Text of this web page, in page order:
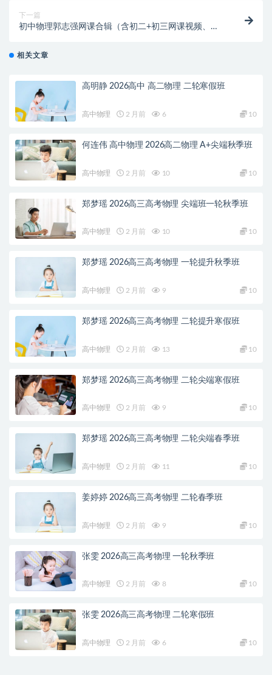
下一篇
初中物理郭志强网课合辑（含初二+初三网课视频、讲
相关文章
高明静 2026高中 高二物理 二轮寒假班
高中物理 2 月前 6 10
何连伟 高中物理 2026高二物理 A+尖端秋季班
高中物理 2 月前 10 10
郑梦瑶 2026高三高考物理 尖端班一轮秋季班
高中物理 2 月前 10 10
郑梦瑶 2026高三高考物理 一轮提升秋季班
高中物理 2 月前 9 10
郑梦瑶 2026高三高考物理 二轮提升寒假班
高中物理 2 月前 13 10
郑梦瑶 2026高三高考物理 二轮尖端寒假班
高中物理 2 月前 9 10
郑梦瑶 2026高三高考物理 二轮尖端春季班
高中物理 2 月前 11 10
姜婷婷 2026高三高考物理 二轮春季班
高中物理 2 月前 9 10
张雯 2026高三高考物理 一轮秋季班
高中物理 2 月前 8 10
张雯 2026高三高考物理 二轮寒假班
高中物理 2 月前 6 10